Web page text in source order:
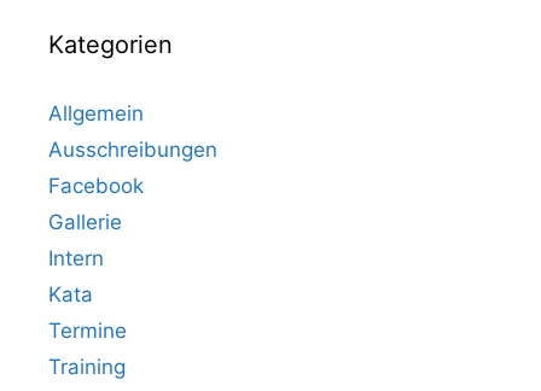
Kategorien
Allgemein
Ausschreibungen
Facebook
Gallerie
Intern
Kata
Termine
Training